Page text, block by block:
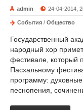
admin 24-04-2014,
События / Общество
Государственный
народный хор
фестивале, который
Пасхальному
программу: духовные
песнопения,